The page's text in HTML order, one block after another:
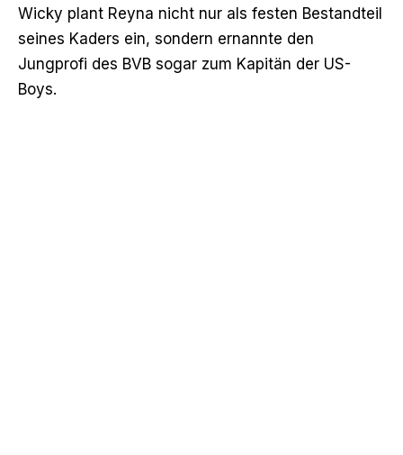
Wicky plant Reyna nicht nur als festen Bestandteil
seines Kaders ein, sondern ernannte den
Jungprofi des BVB sogar zum Kapitän der US-
Boys.